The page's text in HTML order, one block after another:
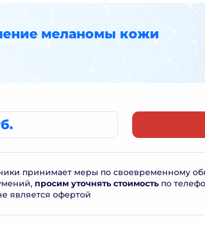
меланомы кожи
принимает меры по своевременному
просим уточнять стоимостьпо
является офертой